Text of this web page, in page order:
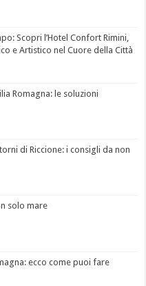
Scopri l’Hotel Confort Rimini,
e Artistico nel Cuore della Città
Romagna: le soluzioni
di Riccione: i consigli da non
solo mare
ecco come puoi fare